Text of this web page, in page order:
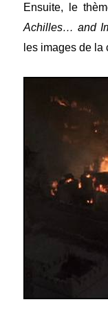
Ensuite, le
Achilles… and
les images de la